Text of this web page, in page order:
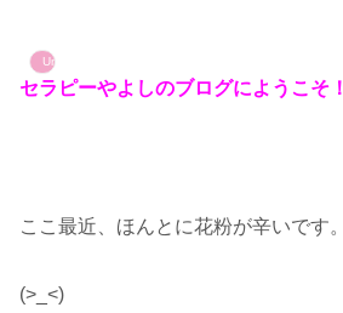
Uncategorized
セラピーやよしのブログにようこそ！
ここ最近、ほんとに花粉が辛いです。
(>_<)